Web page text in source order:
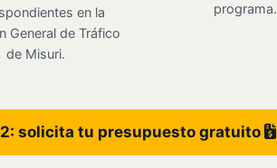
en la
General de Tráfico
de Misuri.
programa.
2: solicita tu presupuesto gratuito